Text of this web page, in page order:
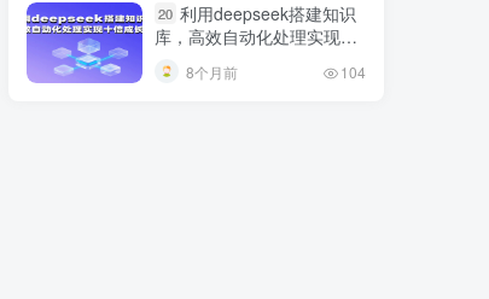
20 利用deepseek搭建知识
库，高效自动化处理实现十
倍成长！
8个月前 104